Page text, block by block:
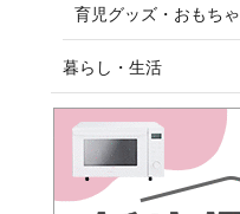
育児グッズ・おもちゃ
暮らし・生活